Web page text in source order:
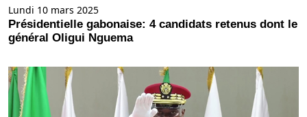
Lundi 10 mars 2025
Présidentielle gabonaise: 4 candidats retenus dont le
général Oligui Nguema